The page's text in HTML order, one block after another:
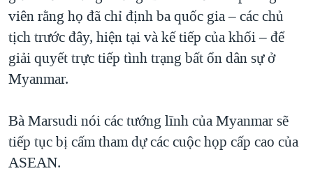
viên rằng họ đã chỉ định ba quốc gia – các chủ
tịch trước đây, hiện tại và kế tiếp của khối – để
giải quyết trực tiếp tình trạng bất ổn dân sự ở
Myanmar.
Bà Marsudi nói các tướng lĩnh của Myanmar sẽ
tiếp tục bị cấm tham dự các cuộc họp cấp cao của
ASEAN.